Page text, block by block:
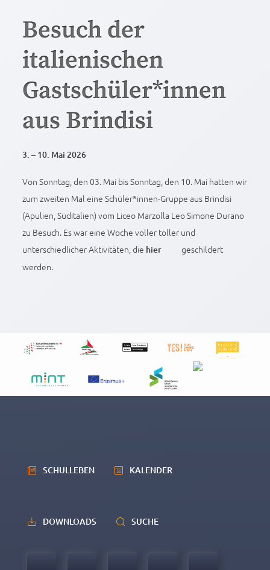
Besuch der
italienischen
Gastschüler*innen
aus Brindisi
3. – 10. Mai 2026
Von Sonntag, den 03. Mai bis Sonntag, den 10. Mai hatten wir
zum zweiten Mal eine Schüler*innen-Gruppe aus Brindisi
(Apulien, Süditalien) vom Liceo Marzolla Leo Simone Durano
zu Besuch. Es war eine Woche voller toller und
unterschiedlicher Aktivitäten, die hier
geschildert
werden.
SCHULLEBEN KALENDER
DOWNLOADS SUCHE